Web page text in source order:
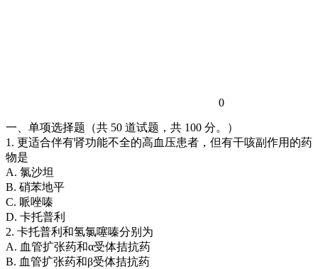
0
一、单项选择题（共 50 道试题，共 100 分。）
1. 更适合伴有肾功能不全的高血压患者，但有干咳副作用的药
物是
A. 氯沙坦
B. 硝苯地平
C. 哌唑嗪
D. 卡托普利
2. 卡托普利和氢氯噻嗪分别为
A. 血管扩张药和α受体拮抗药
B. 血管扩张药和β受体拮抗药